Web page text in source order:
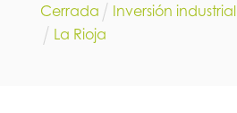
Cerrada Inversión industrial
La Rioja